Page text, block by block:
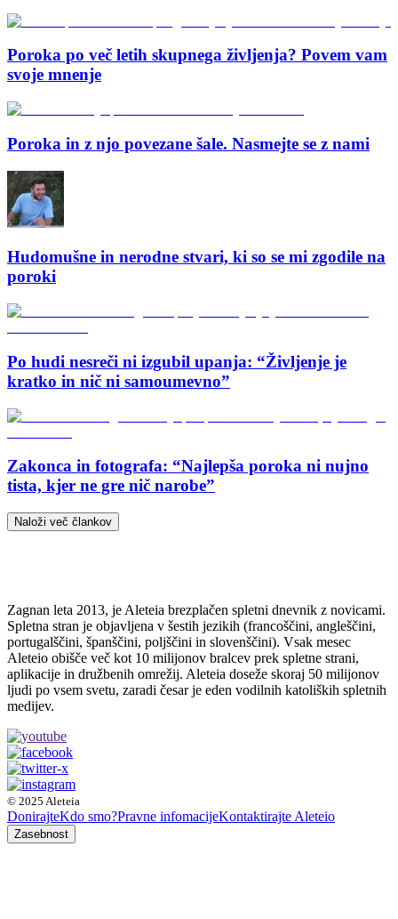
Poroka po več letih skupnega življenja? Povem vam
svoje mnenje
Poroka in z njo povezane šale. Nasmejte se z nami
Hudomušne in nerodne stvari, ki so se mi zgodile na
poroki
Po hudi nesreči ni izgubil upanja: “Življenje je
kratko in nič ni samoumevno”
Zakonca in fotografa: “Najlepša poroka ni nujno
tista, kjer ne gre nič narobe”
Naloži več člankov
Zagnan leta 2013, je Aleteia brezplačen spletni dnevnik z novicami.
Spletna stran je objavljena v šestih jezikih (francoščini, angleščini,
portugalščini, španščini, poljščini in slovenščini). Vsak mesec
Aleteio obišče več kot 10 milijonov bralcev prek spletne strani,
aplikacije in družbenih omrežij. Aleteia doseže skoraj 50 milijonov
ljudi po vsem svetu, zaradi česar je eden vodilnih katoliških spletnih
medijev.
© 2025 Aleteia
DonirajteKdo smo?Pravne infomacijeKontaktirajte Aleteio
Zasebnost